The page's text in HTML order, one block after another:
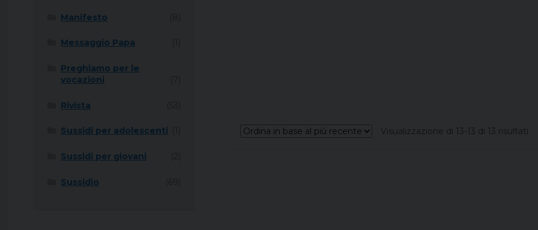
Visualizzazione di 13-13 di 13 risultati
Manifesto
Messaggio Papa
Preghiamo per le
vocazioni
Rivista
Sussidi per adolescenti
Sussidi per giovani
Sussidio